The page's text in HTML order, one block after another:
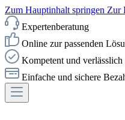
Zum Hauptinhalt springen Zur
Expertenberatung
Online zur passenden
Kompetent und verlässlich
Einfache und sichere